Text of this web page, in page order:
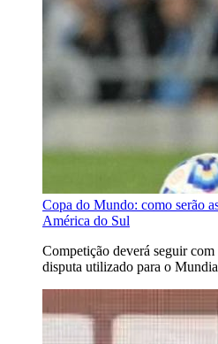
Copa do Mundo: como serão
América do Sul
Competição deverá seguir
disputa utilizado para o